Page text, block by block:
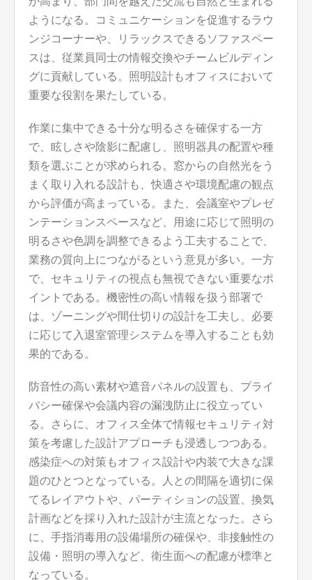
ようになる。コミュニケーションを促進するラウ
ンジコーナーや、リラックスできるソファスペー
スは、従業員同士の情報交換やチームビルディン
グに貢献している。照明設計もオフィスにおいて
重要な役割を果たしている。
作業に集中できる十分な明るさを確保する一方
で、眩しさや陰影に配慮し、照明器具の配置や種
類を選ぶことが求められる。窓からの自然光をう
まく取り入れる設計も、快適さや環境配慮の観点
から評価が高まっている。また、会議室やプレゼ
ンテーションスペースなど、用途に応じて照明の
明るさや色調を調整できるよう工夫することで、
業務の質向上につながるという意見が多い。一方
で、セキュリティの視点も無視できない重要なポ
イントである。機密性の高い情報を扱う部署で
は、ゾーニングや間仕切りの設計を工夫し、必要
に応じて入退室管理システムを導入することも効
果的である。
防音性の高い素材や遮音パネルの設置も、プライ
バシー確保や会議内容の漏洩防止に役立ってい
る。さらに、オフィス全体で情報セキュリティ対
策を考慮した設計アプローチも浸透しつつある。
感染症への対策もオフィス設計や内装で大きな課
題のひとつとなっている。人との間隔を適切に保
てるレイアウトや、パーティションの設置、換気
計画などを採り入れた設計が主流となった。さら
に、手指消毒用の設備場所の確保や、非接触性の
設備・照明の導入など、衛生面への配慮が標準と
なっている。